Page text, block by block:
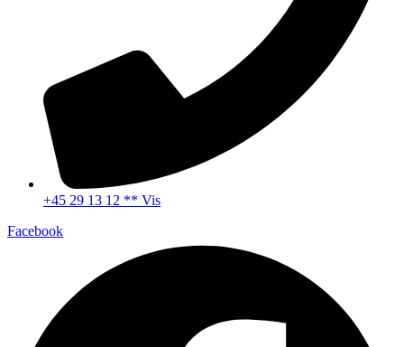
+45 29 13 12 ** Vis
Facebook